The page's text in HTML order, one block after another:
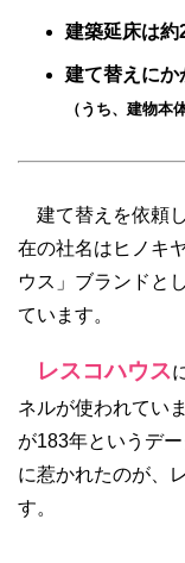
建築延床は約
建て替えにか
（うち、建物本
建て替えを依頼
在の社名はヒノキ
ウス」ブランドと
ています。
レスコハウス
ネルが使われてい
が183年というデ
に惹かれたのが、
す。